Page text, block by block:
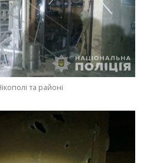
та районі